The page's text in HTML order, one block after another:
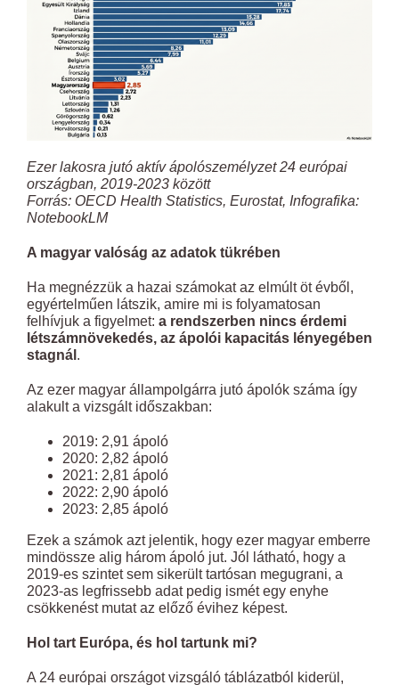
Ezer lakosra jutó aktív ápolószemélyzet 24 európai
országban, 2019-2023 között
Forrás: OECD Health Statistics, Eurostat, Infografika:
NotebookLM
A magyar valóság az adatok tükrében
Ha megnézzük a hazai számokat az elmúlt öt évből,
egyértelműen látszik, amire mi is folyamatosan
felhívjuk a figyelmet: a rendszerben nincs érdemi
létszámnövekedés, az ápolói kapacitás lényegében
stagnál .
Az ezer magyar állampolgárra jutó ápolók száma így
alakult a vizsgált időszakban:
2019: 2,91 ápoló
2020: 2,82 ápoló
2021: 2,81 ápoló
2022: 2,90 ápoló
2023: 2,85 ápoló
Ezek a számok azt jelentik, hogy ezer magyar emberre
mindössze alig három ápoló jut. Jól látható, hogy a
2019-es szintet sem sikerült tartósan megugrani, a
2023-as legfrissebb adat pedig ismét egy enyhe
csökkenést mutat az előző évihez képest.
Hol tart Európa, és hol tartunk mi?
A 24 európai országot vizsgáló táblázatból kiderül,